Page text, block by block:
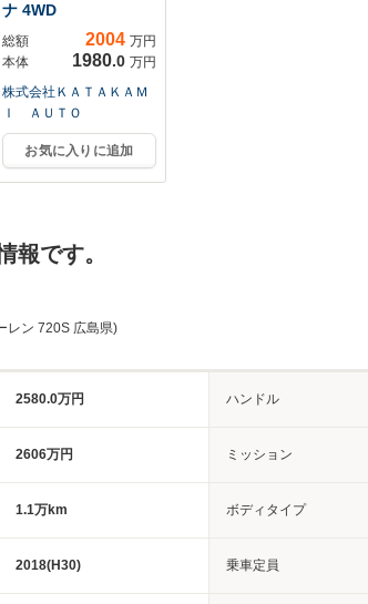
ナ 4WD
総額 2004 万円
本体
1980.0 万円
株式会社ＫＡＴＡＫＡＭ
Ｉ ＡＵＴＯ
お気に入りに追加
報です。
レン 720S 広島県)
2580.0万円 ハンドル
2606万円 ミッション
1.1万km ボディタイプ
2018(H30) 乗車定員